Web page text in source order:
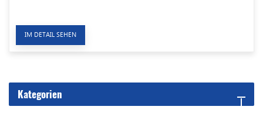
IM DETAIL SEHEN
Kategorien